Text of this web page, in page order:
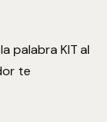
palabra KIT al
te